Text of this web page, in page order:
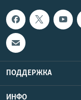
ПОДДЕРЖКА
ИНФО